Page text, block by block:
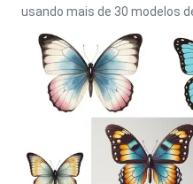
usando mais de 30 modelos